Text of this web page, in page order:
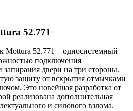
52.771
52.771 – односистемный
подключения
двери на три стороны.
защиту от вскрытия отмычками
Это новейшая разработка от
реализована дополнительная
и силового взлома.